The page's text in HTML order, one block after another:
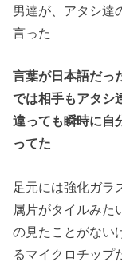
男達が、アタシ達
言った
言葉が日本語だっ
では相手もアタシ
違っても瞬時に自
ってた
足元には強化ガラ
属片がタイルみた
の見たことがない
るマイクロチップ